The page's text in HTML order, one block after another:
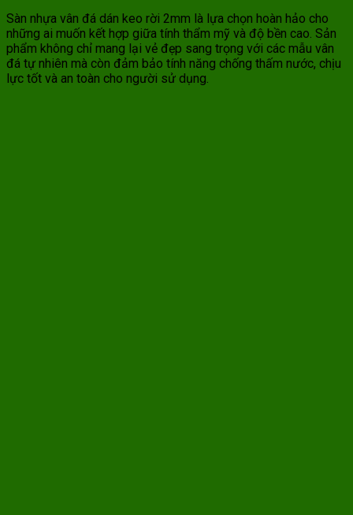
Sàn nhựa vân đá dán keo rời 2mm là lựa chọn hoàn hảo cho
những ai muốn kết hợp giữa tính thẩm mỹ và độ bền cao. Sản
phẩm không chỉ mang lại vẻ đẹp sang trọng với các mẫu vân
đá tự nhiên mà còn đảm bảo tính năng chống thấm nước, chịu
lực tốt và an toàn cho người sử dụng.